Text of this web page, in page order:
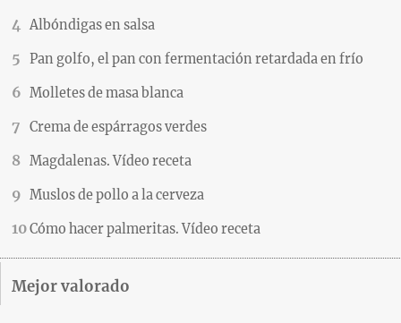
Albóndigas en salsa
Pan golfo, el pan con fermentación retardada en frío
Molletes de masa blanca
Crema de espárragos verdes
Magdalenas. Vídeo receta
Muslos de pollo a la cerveza
Cómo hacer palmeritas. Vídeo receta
Mejor valorado